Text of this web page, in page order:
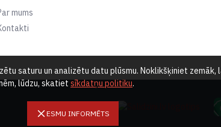
mums
ESMU INFORMĒTS
saturu un analizētu datu plūsmu. Noklikšķiniet
lūdzu, skatietsīkdatņu politiku.